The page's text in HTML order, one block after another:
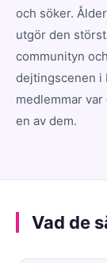
och söker.
utgör den
communityn
dejtingscenen i
medlemmar
en av dem.
Vad de